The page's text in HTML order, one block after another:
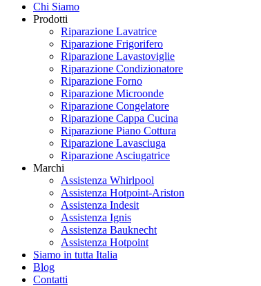
Chi Siamo
Prodotti
Riparazione Lavatrice
Riparazione Frigorifero
Riparazione Lavastoviglie
Riparazione Condizionatore
Riparazione Forno
Riparazione Microonde
Riparazione Congelatore
Riparazione Cappa Cucina
Riparazione Piano Cottura
Riparazione Lavasciuga
Riparazione Asciugatrice
Marchi
Assistenza Whirlpool
Assistenza Hotpoint-Ariston
Assistenza Indesit
Assistenza Ignis
Assistenza Bauknecht
Assistenza Hotpoint
Siamo in tutta Italia
Blog
Contatti